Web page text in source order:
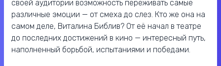
своей аудитории возможность переживать самые
различные эмоции — от смеха до слез. Кто же она на
самом деле, Виталина Библив? От её начал в театре
до последних достижений в кино — интересный путь,
наполненный борьбой, испытаниями и победами.